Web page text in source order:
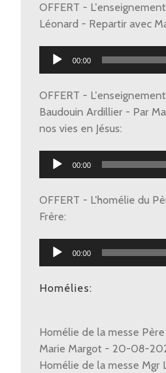
OFFERT -
Léonard - Repartir avec
Lecteur
00:00
OFFERT -
Baudouin Ardillier - Par
nos vies en Jésus:
Lecteur
00:00
OFFERT - L'homélie du
Frère:
Lecteur
00:00
Homélies:
Homélie de la messe
Marie Margot - 20-08-
Homélie de la messe Mgr